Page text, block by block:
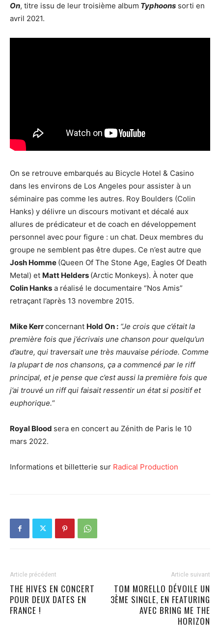
On, titre issu de leur troisième album Typhoons sorti en
avril 2021.
On se retrouve embarqués au Bicycle Hotel & Casino
dans les environs de Los Angeles pour assister à un
séminaire pas comme les autres. Roy Boulders (Colin
Hanks) y délivre un discours motivant et décalé aux
allures de prédicateur et de coach en développement
personnel avec pour figure : un chat. Deux membres du
groupe ne semblent pas être dupes. Ce n’est autre que
Josh Homme (Queen Of The Stone Age, Eagles Of Death
Metal) et Matt Helders (Arctic Monkeys). À noter que
Colin Hanks a réalisé le documentaire “Nos Amis”
retraçant l’après 13 novembre 2015.
Mike Kerrconcernant Hold On : “Je crois que c’était la
première fois que j’écrivais une chanson pour quelqu’un
d’autre, qui traversait une très mauvaise période. Comme
la plupart de nos chansons, ça a commencé par le riff
principal, et je pense que c’est aussi la première fois que
j’ai trouvé un riff qui faisait ressentir un état si positif et
euphorique.“
Royal Blood sera en concert au Zénith de Paris le 10
mars 2022.
Informations et billetterie sur Radical Production
Article précédent
THE HIVES EN CONCERT
POUR DEUX DATES EN
FRANCE !
Article suivant
TOM MORELLO DÉVOILE UN
3ÈME SINGLE, EN FEATURING
AVEC BRING ME THE
HORIZON